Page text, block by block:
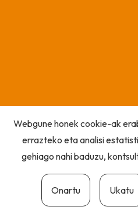
Webgune honek cookie-ak
errazteko eta analisi
gehiago nahi baduzu,
Onartu Ukatu